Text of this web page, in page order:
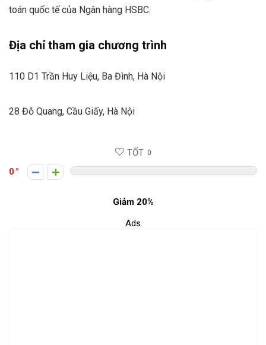
toán quốc tế của Ngân hàng HSBC.
Địa chỉ tham gia chương trình
110 D1 Trần Huy Liệu, Ba Đình, Hà Nội
28 Đỗ Quang, Cầu Giấy, Hà Nội
TỐT 0
0
Giảm 20%
Ads